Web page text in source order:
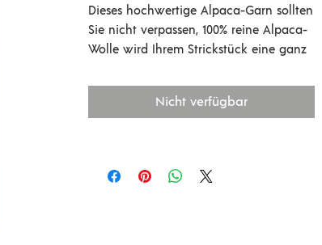
Dieses hochwertige Alpaca-Garn sollten
Sie nicht verpassen, 100% reine Alpaca-
Wolle wird Ihrem Strickstück eine ganz
verleihen. Viele Strickerinnen verwenden
das Titicaca Garn zum kombinieren mit
verstricken es zweifädig. Wenn Sie das
Titicaca-Garn mit einem anderen Garn
Nicht verfügbar